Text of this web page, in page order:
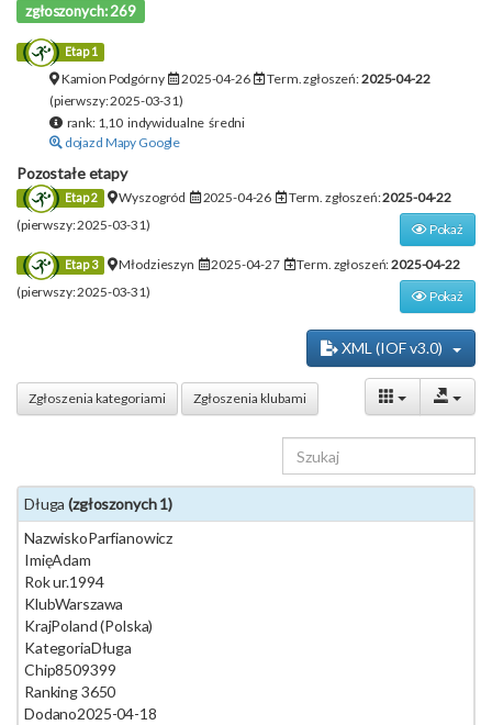
zgłoszonych: 269
Etap 1
Kamion Podgórny 2025-04-26 Term. zgłoszeń:2025-04-22
(pierwszy: 2025-03-31)
rank: 1,10 indywidualne średni
dojazd Mapy Google
Pozostałe etapy
Etap 2 Wyszogród 2025-04-26 Term. zgłoszeń:2025-04-22
(pierwszy: 2025-03-31)
Pokaż
Etap 3 Młodzieszyn 2025-04-27 Term. zgłoszeń:2025-04-22
(pierwszy: 2025-03-31)
Pokaż
XML (IOF v3.0)
Zgłoszenia kategoriami Zgłoszenia klubami
Długa (zgłoszonych 1)
NazwiskoParfianowicz
ImięAdam
Rok ur.1994
KlubWarszawa
KrajPoland (Polska)
KategoriaDługa
Chip8509399
Ranking 3650
Dodano2025-04-18